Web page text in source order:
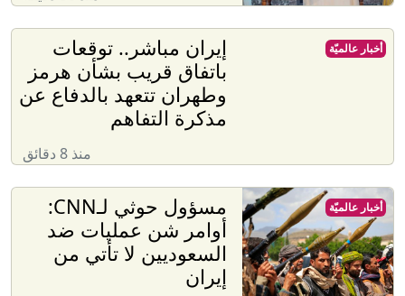
إيران مباشر.. توقعات
باتفاق قريب بشأن هرمز
وطهران تتعهد بالدفاع عن
مذكرة التفاهم
منذ 8 دقائق
أخبار عالميّة
مسؤول حوثي لـCNN:
أوامر شن عمليات ضد
السعوديين لا تأتي من
إيران
أخبار عالميّة